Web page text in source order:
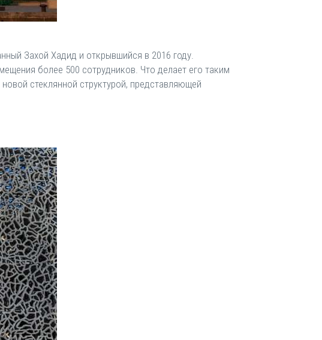
Захой Хадид и открывшийся в 2016 году.
более 500 сотрудников. Что делает его таким
стеклянной структурой, представляющей